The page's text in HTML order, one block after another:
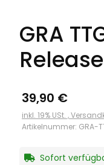
GRA
39,90 €
inkl. 19% USt. ,
Artikelnummer: GRA-
Sofort